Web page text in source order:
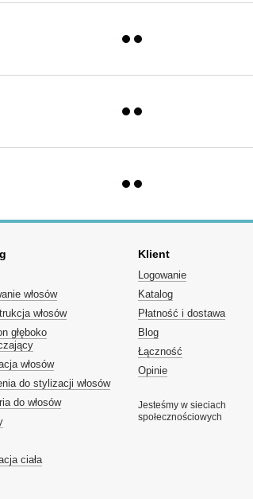
włosów
włosów
głęboko
włosów
do stylizacji włosów
do włosów
ciała
Klient
Logowanie
Katalog
Płatność i dostawa
Blog
Łączność
Opinie
Jesteśmy w sieciach
społecznościowych